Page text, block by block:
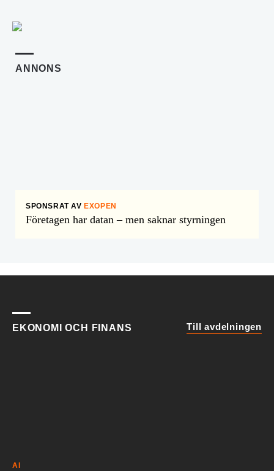
ANNONS
SPONSRAT AV EXOPEN
Företagen har datan – men saknar styrningen
EKONOMI OCH FINANS Till avdelningen
AI